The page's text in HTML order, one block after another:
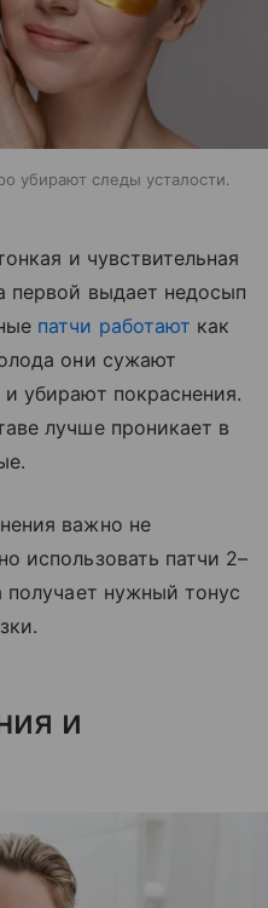
убирают следы усталости.
и чувствительная
первой выдает недосып
патчи работают как
они сужают
убирают покраснения.
лучше проникает в
важно не
использовать патчи 2–
нужный тонус
и